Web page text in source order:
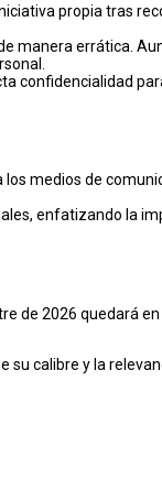
propia tras
errática.
confidencialidad
medios de
enfatizando la
de 2026 quedará
calibre y la